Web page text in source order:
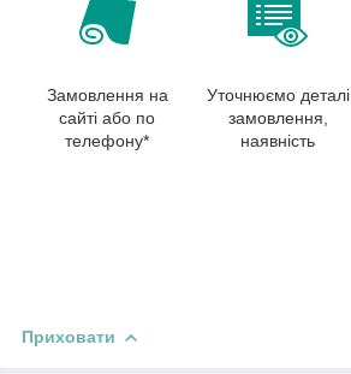
Замовлення на
сайті або по
телефону*
Уточнюємо деталі
замовлення,
наявність
Приховати